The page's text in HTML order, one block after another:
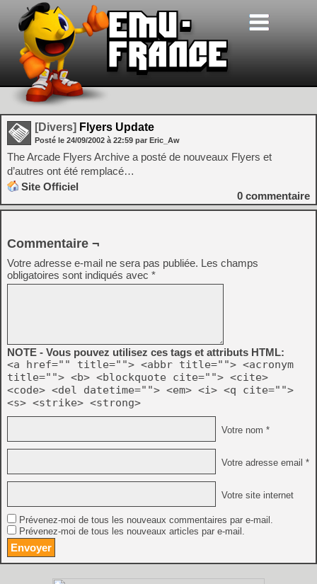
[Divers] Flyers Update
Posté le 24/09/2002 à 22:59 par Eric_Aw
The Arcade Flyers Archive a posté de nouveaux Flyers et
d’autres ont été remplacé…
Site Officiel
0 commentaire
Commentaire ¬
Votre adresse e-mail ne sera pas publiée. Les champs
obligatoires sont indiqués avec *
NOTE - Vous pouvez utilisez ces tags et attributs HTML:
<a href="" title=""> <abbr title=""> <acronym
title=""> <b> <blockquote cite=""> <cite>
<code> <del datetime=""> <em> <i> <q cite="">
<s> <strike> <strong>
Votre nom *
Votre adresse email *
Votre site internet
Prévenez-moi de tous les nouveaux commentaires par e-mail.
Prévenez-moi de tous les nouveaux articles par e-mail.